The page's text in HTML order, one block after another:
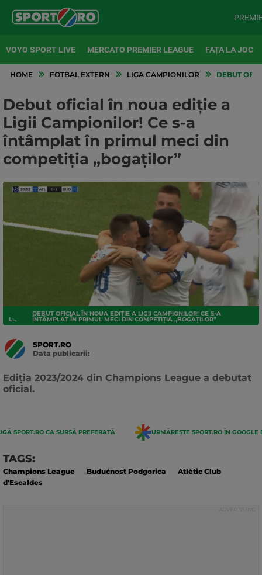
VOYO SPORT LIVE MERCATO PREMIER LEAGUE FAȚA LA JOC
HOME FOTBAL EXTERN LIGA CAMPIONILOR DEBUT
Debut oficial în noua ediție a
Ligii Campionilor! Ce s-a
întâmplat în primul meci din
competiția „bogaților”
LIGA CAMPIONILOR
DEBUT OFICIAL ÎN NOUA EDIȚIE A LIGII CAMPIONILOR! CE S-A
ÎNTÂMPLAT ÎN PRIMUL MECI DIN COMPETIȚIA „BOGAȚILOR”
SPORT.RO
Data publicarii:
Ediția 2023/2024 din Champions League a debutat
oficial.
SPORT.RO CA SURSĂ PREFERATĂ URMĂREȘTE SPORT.RO ÎN GOOGLE
TAGS:
Champions League Budućnost Podgorica
Atlètic Club
d'Escaldes